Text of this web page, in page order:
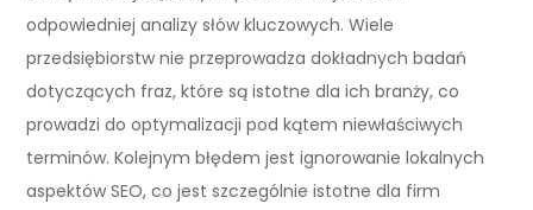
odpowiedniej analizy słów kluczowych. Wiele
przedsiębiorstw nie przeprowadza dokładnych badań
dotyczących fraz, które są istotne dla ich branży, co
prowadzi do optymalizacji pod kątem niewłaściwych
terminów. Kolejnym błędem jest ignorowanie lokalnych
aspektów SEO, co jest szczególnie istotne dla firm